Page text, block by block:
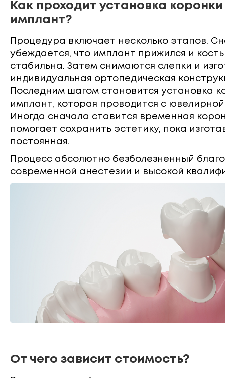
Как проходит установка
имплант?
Процедура включает несколько этапов.
убеждается, что имплант прижился и кость
стабильна. Затем снимаются слепки и
индивидуальная ортопедическая
Последним шагом становится установка
имплант, которая проводится с
Иногда сначала ставится временная
помогает сохранить эстетику, пока
постоянная.
Процесс абсолютно безболезненный
современной анестезии и высокой
От чего зависит стоимость?